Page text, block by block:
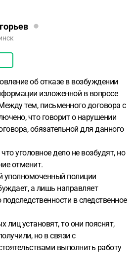
об отказе в возбуждении
изложенной в вопросе
тем, письменного договора с
что говорит о нарушении
обязательной для данного
уголовное дело не возбудят, но
отменит.
уполномоченный полиции
а лишь направляет
в следственное
лиц установят, то они пояснят,
но в связи с
выполнить работу